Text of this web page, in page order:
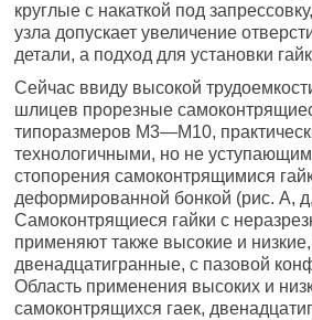
круглые с накаткой под
узла допускает увеличение
детали, а подход для установки
Сейчас ввиду высокой
шлицев прорезные
типоразме­ров М3—М10,
технологичными, но не
стопорения самоконтря­щимися
деформированной бонкой (рис. А,
Самоконтрящиеся гайки с
применяют также высокие и низкие,
двенадцати­гранные, с пазовой
Область применения высоких и
самоконтрящихся гаек,